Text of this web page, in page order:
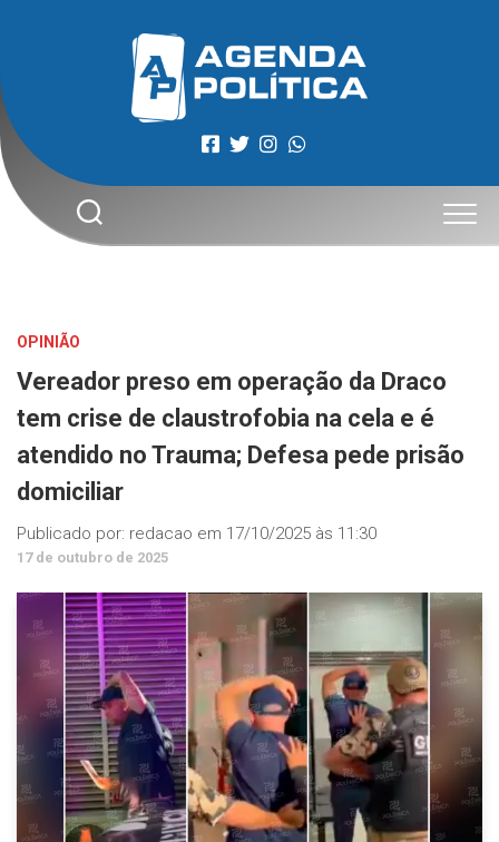
OPINIÃO
Vereador preso em operação da Draco
tem crise de claustrofobia na cela e é
atendido no Trauma; Defesa pede prisão
domiciliar
Publicado por: redacao em 17/10/2025 às 11:30
17 de outubro de 2025